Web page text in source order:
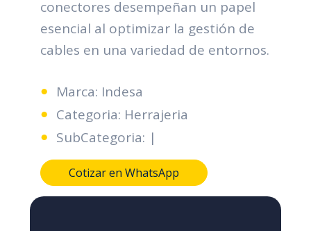
conectores desempeñan un papel
esencial al optimizar la gestión de
cables en una variedad de entornos.
Marca: Indesa
Categoria: Herrajeria
SubCategoria: |
Cotizar en WhatsApp